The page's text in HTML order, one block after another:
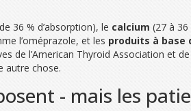
36 % d’absorption), le calcium (27 à
l’oméprazole, et les produits à base
de l’American Thyroid Association et
autre chose.
- mais les